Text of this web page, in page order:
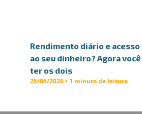
Rendimento diário e acesso
ao seu dinheiro? Agora
ter os dois
25/05/2026 • 1 minuto de leitura